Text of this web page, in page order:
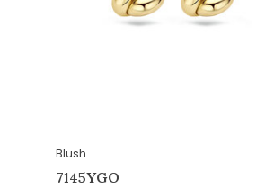
Blush
7145YGO